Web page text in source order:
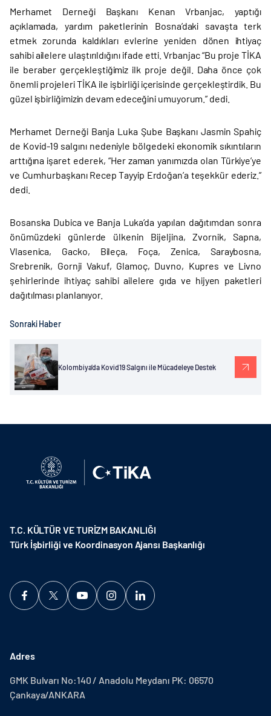
Merhamet Derneği Başkanı Kenan Vrbanjac, yaptığı
açıklamada, yardım paketlerinin Bosna’daki savaşta terk
etmek zorunda kaldıkları evlerine yeniden dönen ihtiyaç
sahibi ailelere ulaştırıldığını ifade etti. Vrbanjac “Bu proje TİKA
ile beraber gerçekleştiğimiz ilk proje değil. Daha önce çok
önemli projeleri TİKA ile işbirliği içerisinde gerçekleştirdik. Bu
güzel işbirliğimizin devam edeceğini umuyorum.” dedi.
Merhamet Derneği Banja Luka Şube Başkanı Jasmin Spahiç
de Kovid-19 salgını nedeniyle bölgedeki ekonomik sıkıntıların
arttığına işaret ederek, “Her zaman yanımızda olan Türkiye’ye
ve Cumhurbaşkanı Recep Tayyip Erdoğan’a teşekkür ederiz.”
dedi.
Bosanska Dubica ve Banja Luka’da yapılan dağıtımdan sonra
önümüzdeki günlerde ülkenin Bijeljina, Zvornik, Sapna,
Vlasenica, Gacko, Bileça, Foça, Zenica, Saraybosna,
Srebrenik, Gornji Vakuf, Glamoç, Duvno, Kupres ve Livno
şehirlerinde ihtiyaç sahibi ailelere gıda ve hijyen paketleri
dağıtılması planlanıyor.
Sonraki Haber
Kolombiya’da Kovid19 Salgını ile Mücadeleye Destek
T.C. KÜLTÜR VE TURİZM BAKANLIĞI
Türk İşbirliği ve Koordinasyon Ajansı Başkanlığı
Adres
GMK Bulvarı No:140 / Anadolu Meydanı PK: 06570
Çankaya/ANKARA